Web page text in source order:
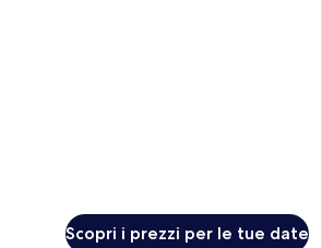
Scopri i prezzi per le tue date